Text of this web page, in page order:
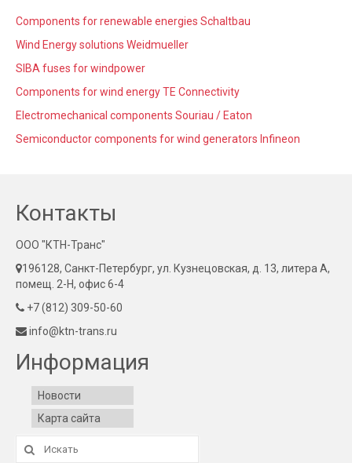
Контакты
Components for renewable energies Schaltbau
Wind Energy solutions Weidmueller
SIBA fuses for windpower
Components for wind energy TE Connectivity
Electromechanical components Souriau / Eaton
Semiconductor components for wind generators Infineon
Контакты
ООО "КТН-Транс"
196128, Санкт-Петербург, ул. Кузнецовская, д. 13, литера А,
помещ. 2-Н, офис 6-4
+7 (812) 309-50-60
info@ktn-trans.ru
Информация
Новости
Карта сайта
Искать: